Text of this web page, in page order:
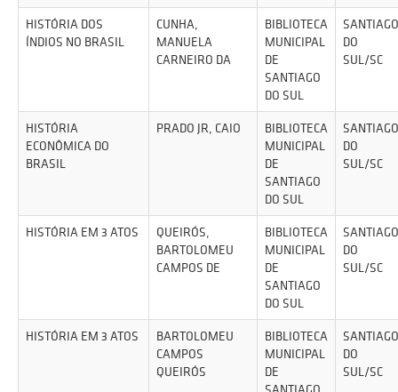
HISTÓRIA DOS
ÍNDIOS NO BRASIL
CUNHA,
MANUELA
CARNEIRO DA
BIBLIOTECA
MUNICIPAL
DE
SANTIAGO
DO SUL
SANTIAGO
DO
SUL/SC
HISTÓRIA
ECONÔMICA DO
BRASIL
PRADO JR, CAIO
BIBLIOTECA
MUNICIPAL
DE
SANTIAGO
DO SUL
SANTIAGO
DO
SUL/SC
HISTÓRIA EM 3 ATOS
QUEIRÓS,
BARTOLOMEU
CAMPOS DE
BIBLIOTECA
MUNICIPAL
DE
SANTIAGO
DO SUL
SANTIAGO
DO
SUL/SC
HISTÓRIA EM 3 ATOS
BARTOLOMEU
CAMPOS
QUEIRÓS
BIBLIOTECA
MUNICIPAL
DE
SANTIAGO
DO
SUL/SC